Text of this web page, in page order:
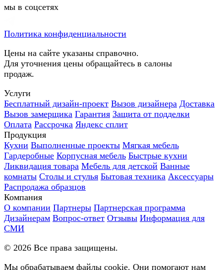
мы в соцсетях
Политика конфиденциальности
Цены на сайте указаны справочно.
Для уточнения цены обращайтесь в салоны
продаж.
Услуги
Бесплатный дизайн-проект Вызов дизайнера Доставка
Вызов замерщика Гарантия Защита от подделки
Оплата Рассрочка Яндекс сплит
Продукция
Кухни Выполненные проекты Мягкая мебель
Гардеробные Корпусная мебель Быстрые кухни
Ликвидация товара Мебель для детской Ванные
комнаты Столы и стулья Бытовая техника Аксессуары
Распродажа образцов
Компания
О компании Партнеры Партнерская программа
Дизайнерам Вопрос-ответ Отзывы Информация для
СМИ
© 2026 Все права защищены.
Мы обрабатываем файлы cookie. Они помогают нам